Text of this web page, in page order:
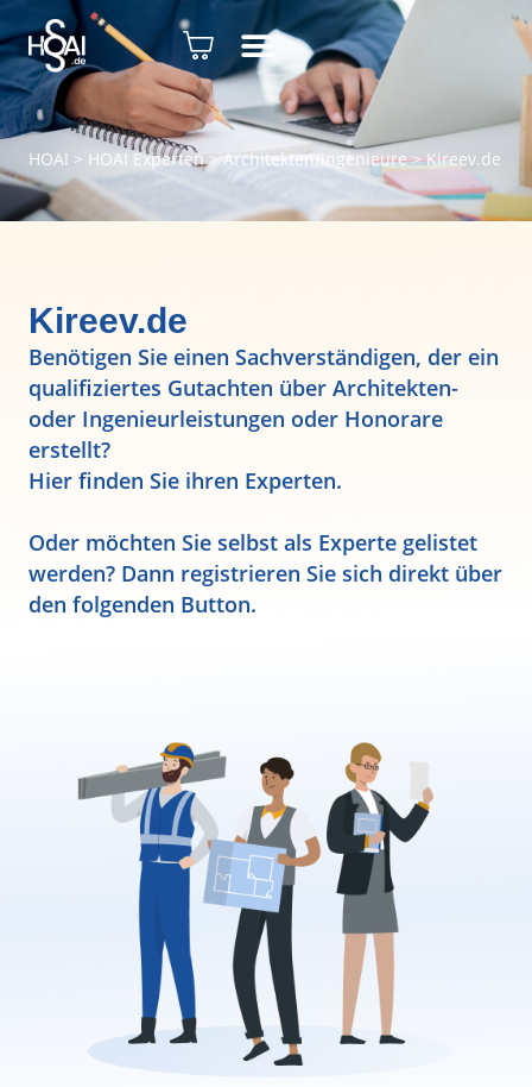
HOAI > HOAI Experten>Architekten/Ingenieure>Kireev.de
Kireev.de
Benötigen Sie einen Sachverständigen, der ein
qualifiziertes Gutachten über Architekten-
oder Ingenieurleistungen oder Honorare
erstellt?
Hier finden Sie ihren Experten.
Oder möchten Sie selbst als Experte gelistet
werden? Dann registrieren Sie sich direkt über
den folgenden Button.